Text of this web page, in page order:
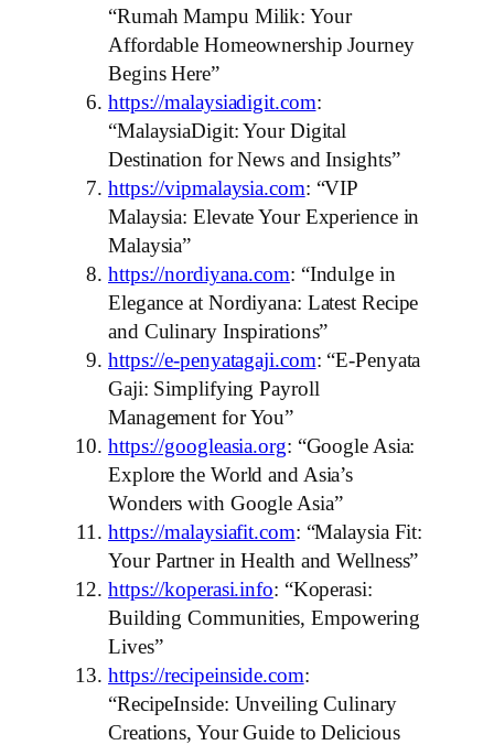
“Rumah Mampu Milik: Your
Affordable Homeownership Journey
Begins Here”
https://malaysiadigit.com:
“MalaysiaDigit: Your Digital
Destination for News and Insights”
https://vipmalaysia.com: “VIP
Malaysia: Elevate Your Experience in
Malaysia”
https://nordiyana.com: “Indulge in
Elegance at Nordiyana: Latest Recipe
and Culinary Inspirations”
https://e-penyatagaji.com: “E-Penyata
Gaji: Simplifying Payroll
Management for You”
https://googleasia.org: “Google Asia:
Explore the World and Asia’s
Wonders with Google Asia”
https://malaysiafit.com: “Malaysia Fit:
Your Partner in Health and Wellness”
https://koperasi.info: “Koperasi:
Building Communities, Empowering
Lives”
https://recipeinside.com:
“RecipeInside: Unveiling Culinary
Creations, Your Guide to Delicious